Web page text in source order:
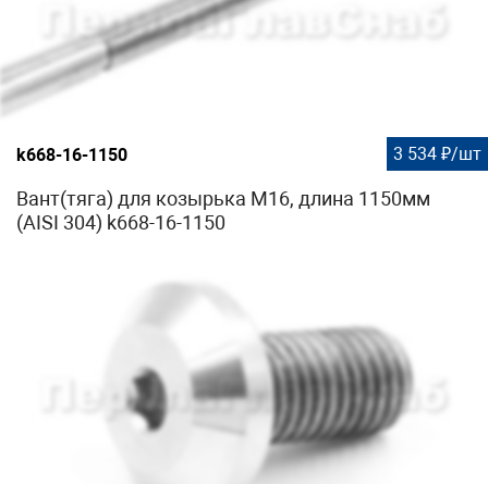
k668-16-1150 3 534 ₽/шт
Вант(тяга) для козырька М16, длина 1150мм
(AISI 304) k668-16-1150